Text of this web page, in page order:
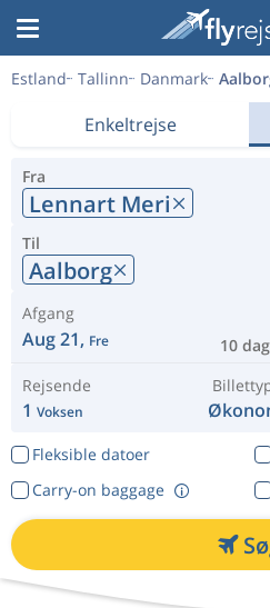
Estland Tallinn Danmark
Enkeltrejse
Fra
Lennart Meri
Til
Aalborg
Afgang
Aug 21, Fre 10
Rejsende
1 Voksen
Fleksible datoer
Carry-on baggage